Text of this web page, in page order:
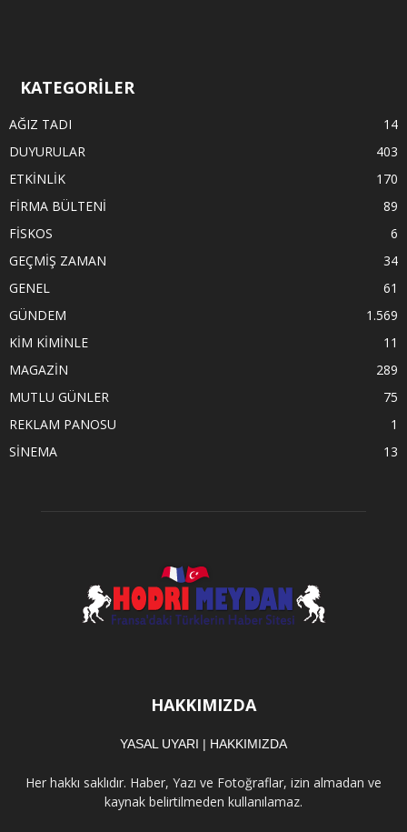
KATEGORİLER
AĞIZ TADI
14
DUYURULAR
403
ETKİNLİK
170
FİRMA BÜLTENİ
89
FİSKOS
6
GEÇMİŞ ZAMAN
34
GENEL
61
GÜNDEM
1.569
KİM KİMİNLE
11
MAGAZİN
289
MUTLU GÜNLER
75
REKLAM PANOSU
1
SİNEMA
13
HAKKIMIZDA
YASAL UYARI | HAKKIMIZDA
Her hakkı saklıdır. Haber, Yazı ve Fotoğraflar, izin almadan ve
kaynak belirtilmeden kullanılamaz.